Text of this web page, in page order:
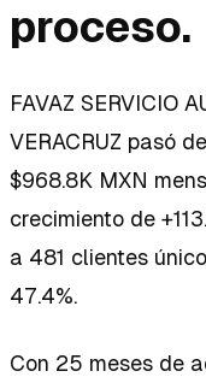
proceso.
FAVAZ SERVICIO
VERACRUZ pasó
$968.8K MXN
crecimiento de
a 481 clientes
47.4%.
Con 25 meses de